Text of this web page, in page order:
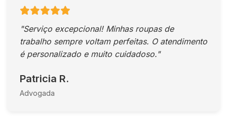
"Serviço excepcional! Minhas roupas de
trabalho sempre voltam perfeitas. O atendimento
é personalizado e muito cuidadoso."
Patricia R.
Advogada